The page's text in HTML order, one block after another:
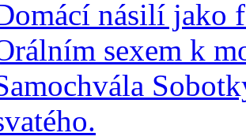
násilí jako
sexem k